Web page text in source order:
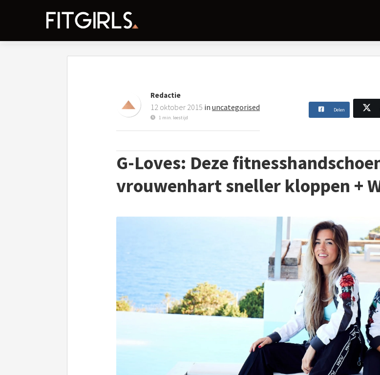
Redactie
12 oktober 2015 in uncategorised
1 min. leestijd
Delen
G-Loves: Deze
vrouwenhart sneller kloppen +